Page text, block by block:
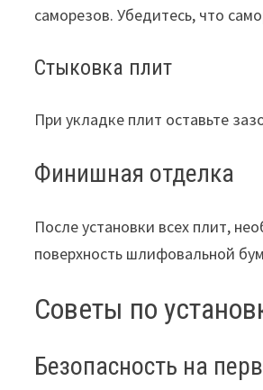
саморезов. Убедитесь, что
Стыковка плит
При укладке плит оставьте
Финишная отделка
После установки всех плит,
поверхность шлифовальной
Советы по
Безопасность на